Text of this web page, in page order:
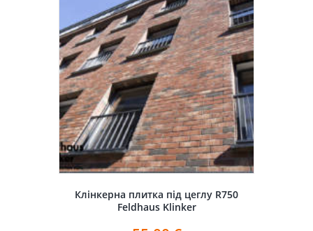
Клінкерна плитка під цеглу R750
Feldhaus Klinker